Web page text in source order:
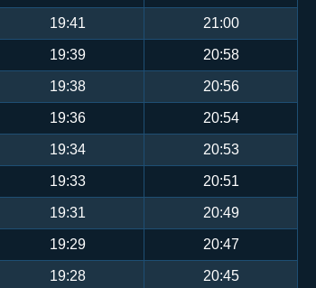
19:41 21:00
19:39 20:58
19:38 20:56
19:36 20:54
19:34 20:53
19:33 20:51
19:31 20:49
19:29 20:47
19:28 20:45